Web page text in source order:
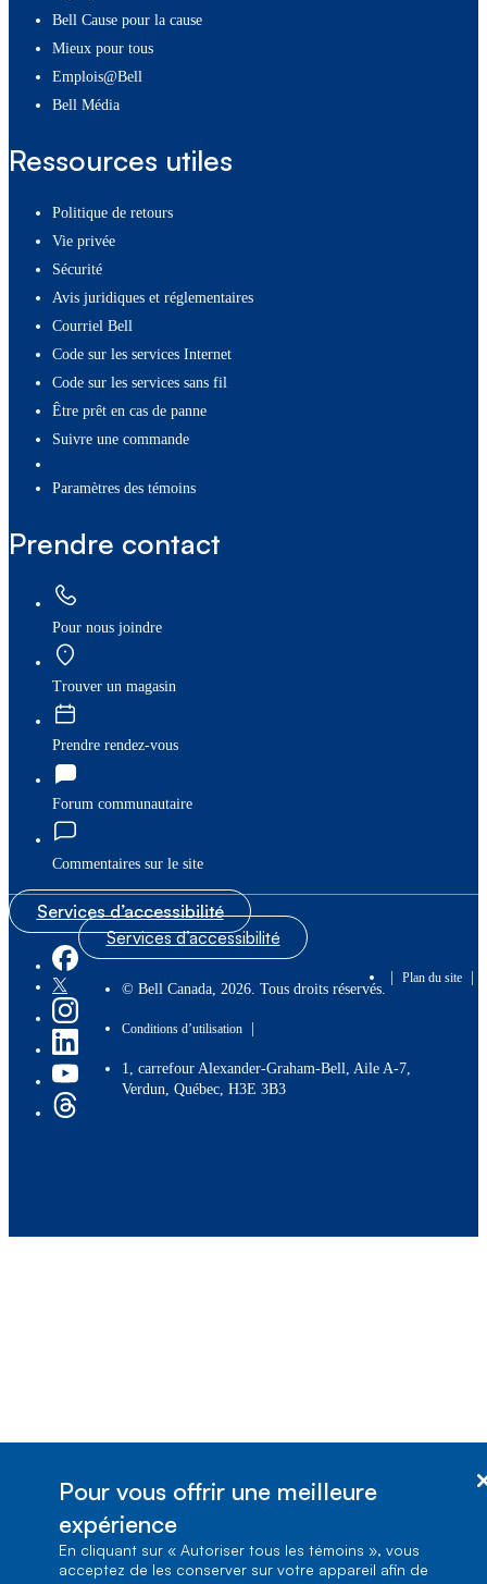
Bell Cause pour la cause
Mieux pour tous
Emplois@Bell
Bell Média
Ressources utiles
Politique de retours
Vie privée
Sécurité
Avis juridiques et réglementaires
Courriel Bell
Code sur les services Internet
Code sur les services sans fil
Être prêt en cas de panne
Suivre une commande
paramètres des témoins
Prendre contact
Pour nous joindre
Trouver un magasin
Prendre rendez-vous
Forum communautaire
Commentaires sur le site
Services d’accessibilité
Services d’accessibilité
© Bell Canada, 2026. Tous droits réservés.
| Plan du site |
Conditions d’utilisation |
1, carrefour Alexander-Graham-Bell, Aile A-7,
Verdun, Québec, H3E 3B3
Pour vous offrir une meilleure
expérience
En cliquant sur « Autoriser tous les témoins », vous
acceptez de les conserver sur votre appareil afin de